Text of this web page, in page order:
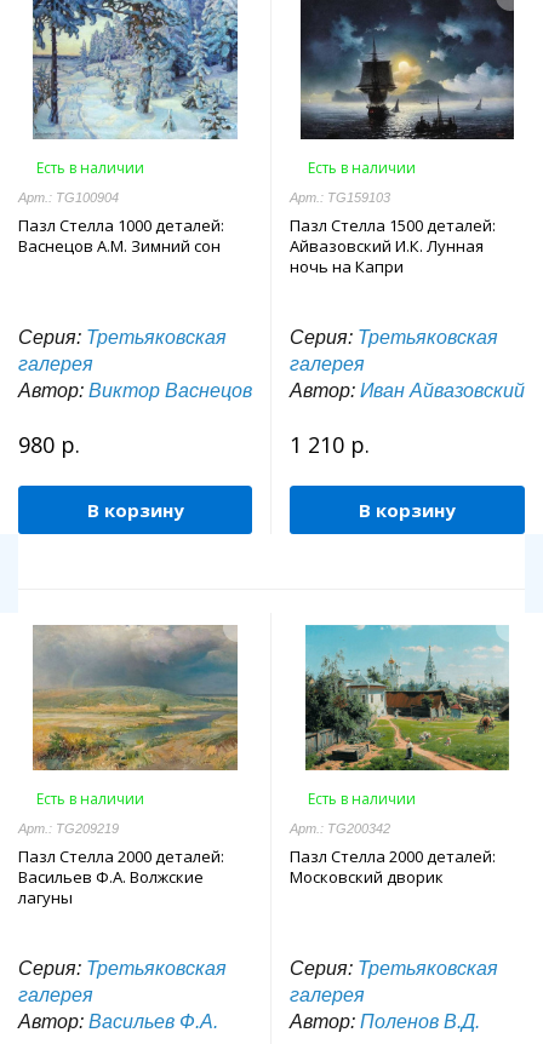
Есть в наличии
Арт.: TG100904
Пазл Стелла 1000 деталей:
Васнецов А.М. Зимний сон
Серия: Третьяковская
галерея
Автор: Виктор Васнецов
980 р.
В корзину
Есть в наличии
Арт.: TG159103
Пазл Стелла 1500 деталей:
Айвазовский И.К. Лунная
ночь на Капри
Серия: Третьяковская
галерея
Автор: Иван Айвазовский
1 210 р.
В корзину
Есть в наличии
Арт.: TG209219
Пазл Стелла 2000 деталей:
Васильев Ф.А. Волжские
лагуны
Серия: Третьяковская
галерея
Автор: Васильев Ф.А.
Есть в наличии
Арт.: TG200342
Пазл Стелла 2000 деталей:
Московский дворик
Серия: Третьяковская
галерея
Автор: Поленов В.Д.